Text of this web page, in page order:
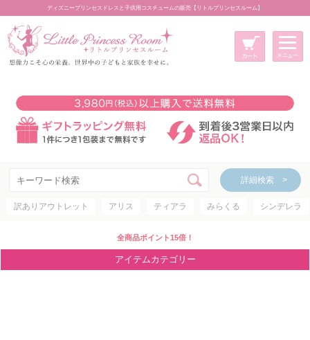
ディズニープリンセスドレスと子供用コスチュームの販売【リトルプリンセスルーム】
詳細検索 >
訳ありアウトレット アリス ティアラ みらくる シンデレラ
全商品ポイント15倍！
アイテムカテゴリー
新規会員登録
マイページ
カート
詳細検索 >
アイテムカテゴリー
ディズニープリンセス
ディズニキャラクター